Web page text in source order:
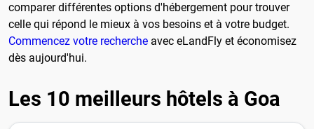
comparer différentes options d'hébergement pour trouver
celle qui répond le mieux à vos besoins et à votre budget.
Commencez votre recherche avec eLandFly et économisez
dès aujourd'hui.
Les 10 meilleurs hôtels à Goa